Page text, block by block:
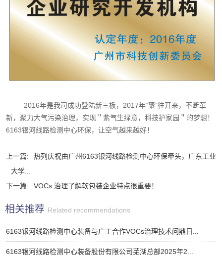
2016年是我司成功登陆新三板，2017年“聚”往开来，不断革
新，聚力大气污染治理，实现＂紫气生绿意，科技护家园＂的梦想！
6163银河线路检测中心环保，让空气越来越好！
上一篇:
热列庆祝由广州6163银河线路检测中心环保牵头，广东工业
大学...
下一篇:
VOCs 治理了解软包装企业特点很重要！
相关推荐 Related recommendations
6163银河线路检测中心装备与广工合作VOCs治理技术问鼎日...
6163银河线路检测中心装备股份有限公司芜湖总部2025年2...